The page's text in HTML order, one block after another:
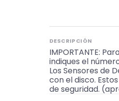
DESCRIPCIÓN
IMPORTANTE:
indiques el
Los Sensores de
con el disco.
de seguridad.